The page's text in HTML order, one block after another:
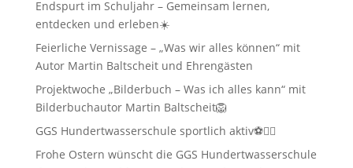
Endspurt im Schuljahr – Gemeinsam lernen,
entdecken und erleben☀️
Feierliche Vernissage – „Was wir alles können“ mit
Autor Martin Baltscheit und Ehrengästen
Projektwoche „Bilderbuch – Was ich alles kann“ mit
Bilderbuchautor Martin Baltscheit🦁
GGS Hundertwasserschule sportlich aktiv⚽🏃‍♂️
Frohe Ostern wünscht die GGS Hundertwasserschule